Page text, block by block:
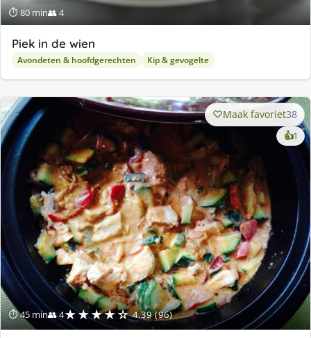
⏱ 80 min👥 4
Piek in de wien
Avondeten & hoofdgerechten Kip & gevogelte
⏱ 45 min👥 4★★★★☆ 4.39 (96)
Maak favoriet38
👍1